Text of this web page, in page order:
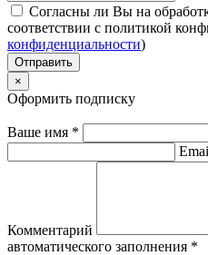
Согласны ли Вы на
соответствии с политикой
конфиденциальности)
Отправить
×
Оформить подписку
Ваше имя *
Комментарий
автоматического заполнения *